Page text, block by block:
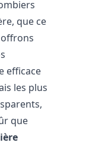
que ce
efficace
les plus
que